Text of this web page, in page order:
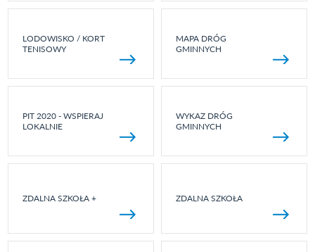
LODOWISKO / KORT
TENISOWY
MAPA DRÓG
GMINNYCH
PIT 2020 - WSPIERAJ
LOKALNIE
WYKAZ DRÓG
GMINNYCH
ZDALNA SZKOŁA + ZDALNA SZKOŁA